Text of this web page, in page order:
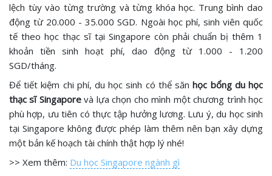
lệch tùy vào từng trường và từng khóa học. Trung bình dao
động từ 20.000 - 35.000 SGD. Ngoài học phí, sinh viên quốc
tế theo học thạc sĩ tại Singapore còn phải chuẩn bị thêm 1
khoản tiền sinh hoạt phí, dao động từ 1.000 - 1.200
SGD/tháng.
Để tiết kiệm chi phí, du học sinh có thể sănhọc bổng du học
thạc sĩ Singaporevà lựa chọn cho mình một chương trình học
phù hợp, ưu tiên có thực tập hưởng lương. Lưu ý, du học sinh
tại Singapore không được phép làm thêm nên bạn xây dựng
một bản kế hoạch tài chính thật hợp lý nhé!
>> Xem thêm: Du học Singapore ngành gì